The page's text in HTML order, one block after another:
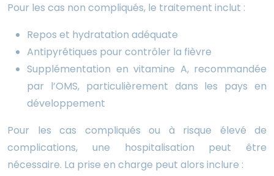
Pour les cas non compliqués, le traitement inclut :
Repos et hydratation adéquate
Antipyrétiques pour contrôler la fièvre
Supplémentation en vitamine A, recommandée
par l’OMS, particulièrement dans les pays en
développement
Pour les cas compliqués ou à risque élevé de
complications, une hospitalisation peut être
nécessaire. La prise en charge peut alors inclure :